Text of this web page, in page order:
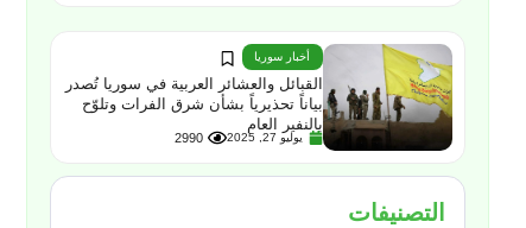
أخبار سوريا
القبائل والعشائر العربية في سوريا تُصدر
بياناً تحذيرياً بشأن شرق الفرات وتلوّح
بالنفير العام
يوليو 27, 2025 2990
التصنيفات